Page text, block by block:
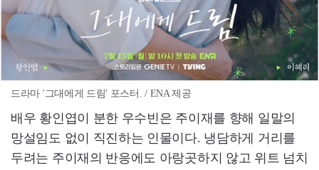
드라마 '그대에게 드림' 포스터. / ENA 제공
배우 황인엽이 분한 우수빈은 주이재를 향해 일말의
망설임도 없이 직진하는 인물이다. 냉담하게 거리를
두려는 주이재의 반응에도 아랑곳하지 않고 위트 넘치